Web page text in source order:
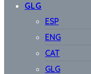
GLG
ESP
ENG
CAT
GLG